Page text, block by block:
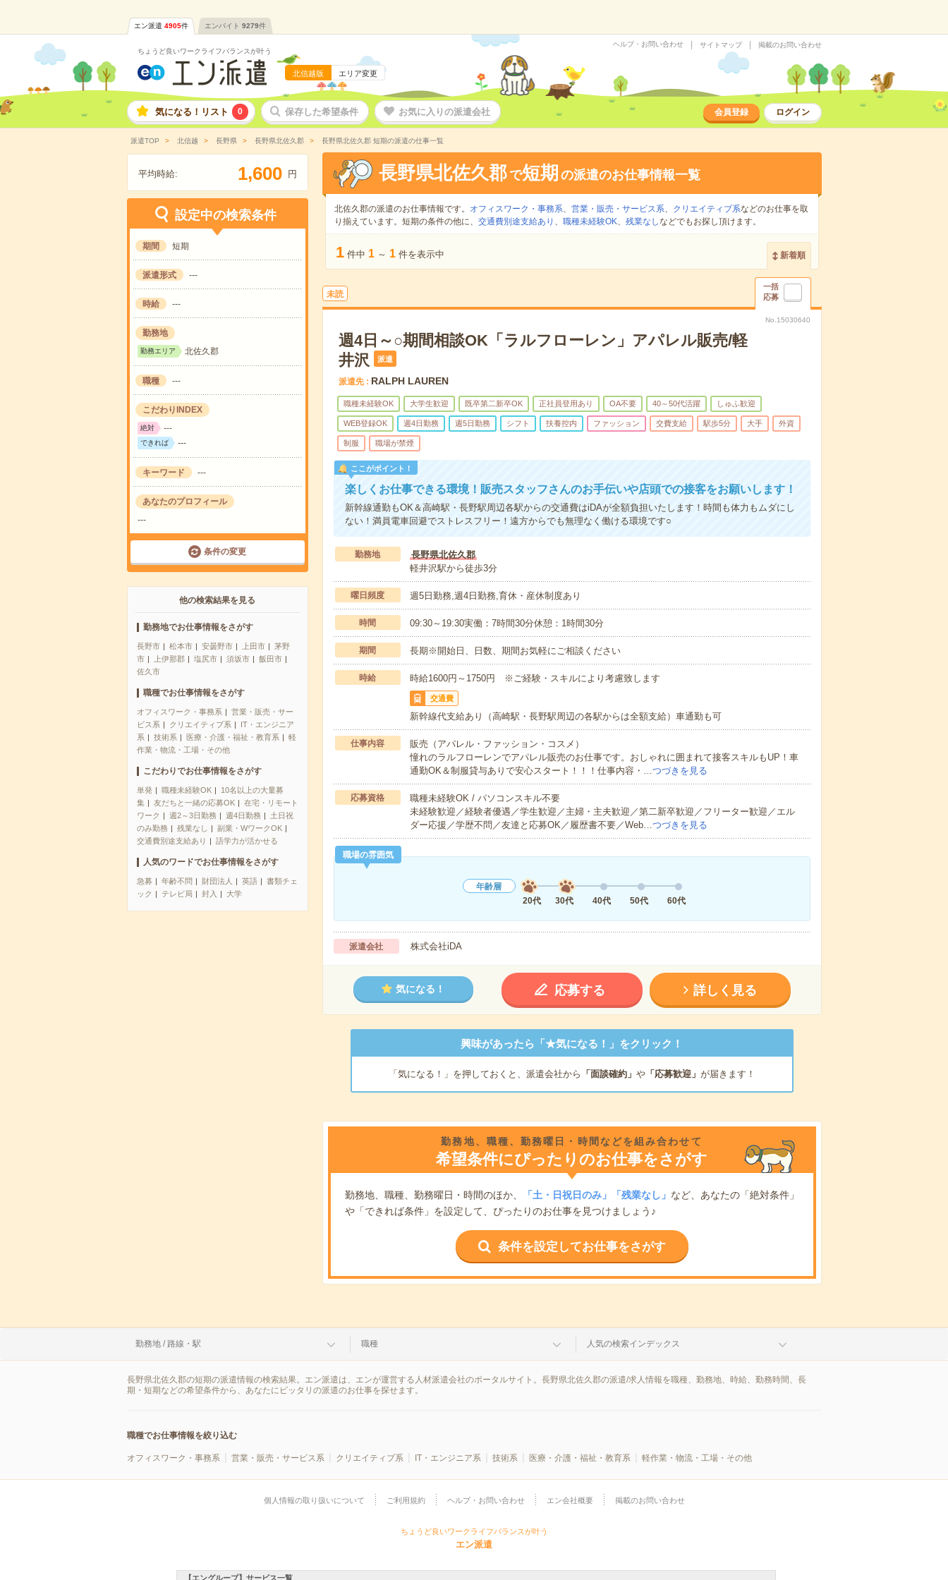
エン派遣 4905件 エンバイト 9279件
ちょうど良いワークライフバランスが叶う
北信越版 エリア変更
ヘルプ・お問い合わせ サイトマップ 掲載のお問い合わせ
気になる！リスト 0 保存した希望条件 お気に入りの派遣会社 会員登録 ログイン
派遣TOP 北信越 長野県 長野県北佐久郡 長野県北佐久郡 短期の派遣の仕事一覧
平均時給: 1,600 円
設定中の検索条件
期間 短期
派遣形式 ---
時給 ---
勤務地
勤務エリア 北佐久郡
職種 ---
こだわりINDEX
絶対 ---
できれば ---
キーワード ---
あなたのプロフィール
---
条件の変更
他の検索結果を見る
勤務地でお仕事情報をさがす
長野市 松本市 安曇野市 上田市
茅野
市
上伊那郡 塩尻市 須坂市
飯田市
佐久市
職種でお仕事情報をさがす
オフィスワーク・事務系
営業・販売・サー
ビス系
クリエイティブ系
IT・エンジニア
系
技術系 医療・介護・福祉・教育系
軽
作業・物流・工場・その他
こだわりでお仕事情報をさがす
単発 職種未経験OK
10名以上の大量募
集
友だちと一緒の応募OK
在宅・リモート
ワーク
週2～3日勤務 週4日勤務
土日祝
のみ勤務
残業なし
副業・WワークOK
交通費別途支給あり
語学力が活かせる
人気のワードでお仕事情報をさがす
急募 年齢不問 財団法人 英語
書類チェ
ック
テレビ局 封入 大学
長野県北佐久郡 で短期 の派遣のお仕事情報一覧
北佐久郡の派遣のお仕事情報です。 オフィスワーク・事務系、 営業・販売・サービス系、 クリエイティブ系などのお仕事を取
り揃えています。短期の条件の他に、 交通費別途支給あり 、 職種未経験OK、 残業なしなどでもお探し頂けます。
1 件中 1 ～ 1 件を表示中 新着順
未読
一括
応募
No.15030640
週4日～○期間相談OK「ラルフローレン」アパレル販売/軽
井沢
派遣
派遣先 RALPH LAUREN
職種未経験OK 大学生歓迎 既卒第二新卒OK 正社員登用あり OA不要 40～50代活躍 しゅふ歓迎
WEB登録OK 週4日勤務 週5日勤務 シフト 扶養控内 ファッション 交費支給 駅歩5分 大手 外資
制服 職場が禁煙
ここがポイント！
楽しくお仕事できる環境！販売スタッフさんのお手伝いや店頭での接客をお願いします！
新幹線通勤もOK＆高崎駅・長野駅周辺各駅からの交通費はiDAが全額負担いたします！時間も体力もムダにし
ない！満員電車回避でストレスフリー！遠方からでも無理なく働ける環境です○
勤務地
長野県北佐久郡
軽井沢駅から徒歩3分
曜日頻度 週5日勤務,週4日勤務,育休・産休制度あり
時間 09:30～19:30実働：7時間30分休憩：1時間30分
期間 長期※開始日、日数、期間お気軽にご相談ください
時給 時給1600円～1750円 ※ご経験・スキルにより考慮致します
交通費
新幹線代支給あり（高崎駅・長野駅周辺の各駅からは全額支給）車通勤も可
仕事内容
販売（アパレル・ファッション・コスメ）
憧れのラルフローレンでアパレル販売のお仕事です。おしゃれに囲まれて接客スキルもUP！車
通勤OK＆制服貸与ありで安心スタート！！！仕事内容・…つづきを見る
応募資格
職種未経験OK / パソコンスキル不要
未経験歓迎／経験者優遇／学生歓迎／主婦・主夫歓迎／第二新卒歓迎／フリーター歓迎／エル
ダー応援／学歴不問／友達と応募OK／履歴書不要／Web…つづきを見る
職場の雰囲気
年齢層
20代
30代 40代 50代 60代
派遣会社 株式会社iDA
気になる！ 応募する 詳しく見る
興味があったら「★気になる！」をクリック！
「気になる！」を押しておくと、派遣会社から 「面談確約」 や「応募歓迎」 が届きます！
勤務地、職種、勤務曜日・時間などを組み合わせて
希望条件にぴったりのお仕事をさがす
勤務地、職種、勤務曜日・時間のほか、 「土・日祝日のみ」「残業なし」 など、あなたの「絶対条件」
や「できれば条件」を設定して、ぴったりのお仕事を見つけましょう♪
条件を設定してお仕事をさがす
勤務地 / 路線・駅 職種 人気の検索インデックス
長野県北佐久郡の短期の派遣情報の検索結果。エン派遣は、エンが運営する人材派遣会社のポータルサイト。長野県北佐久郡の派遣/求人情報を職種、勤務地、時給、勤務時間、長
期・短期などの希望条件から、あなたにピッタリの派遣のお仕事を探せます。
職種でお仕事情報を絞り込む
オフィスワーク・事務系 営業・販売・サービス系 クリエイティブ系 IT・エンジニア系 技術系 医療・介護・福祉・教育系 軽作業・物流・工場・その他
個人情報の取り扱いについて ご利用規約 ヘルプ・お問い合わせ エン会社概要 掲載のお問い合わせ
ちょうど良いワークライフバランスが叶う
エン派遣
【エングループ】サービス一覧